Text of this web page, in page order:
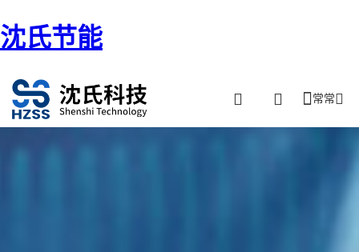
沈氏节能
常常